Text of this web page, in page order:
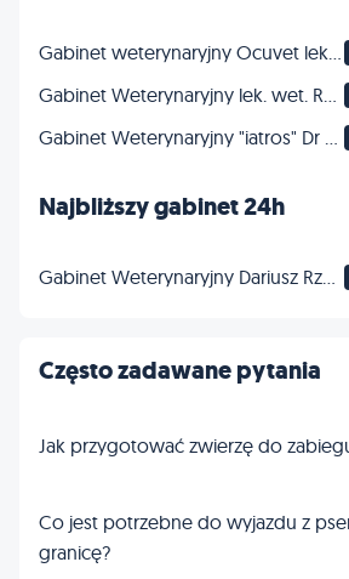
Najbliższy gabinet 24h
Często zadawane pytania
Jak przygotować zwierzę do
Co jest potrzebne do wyjazdu z
granicę?